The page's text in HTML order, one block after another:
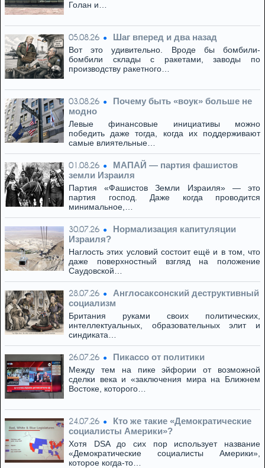
Голан и…
05.08.26 Шаг вперед и два назад
Вот это удивительно. Вроде бы бомбили-
бомбили склады с ракетами, заводы по
производству ракетного…
03.08.26
Почему быть «воук» больше не
модно
Левые финансовые инициативы можно
победить даже тогда, когда их поддерживают
самые влиятельные…
01.08.26
МАПАЙ — партия фашистов
земли Израиля
Партия «Фашистов Земли Израиля» — это
партия господ. Даже когда проводится
минимальное,…
30.07.26
Нормализация капитуляции
Израиля?
Наглость этих условий состоит ещё и в том, что
даже поверхностный взгляд на положение
Саудовской…
28.07.26
Англосаксонский деструктивный
социализм
Британия руками своих политических,
интеллектуальных, образовательных элит и
синдиката…
26.07.26 Пикассо от политики
Между тем на пике эйфории от возможной
сделки века и «заключения мира на Ближнем
Востоке, которого…
24.07.26
Кто же такие «Демократические
социалисты Америки»?
Хотя DSA до сих пор использует название
«Демократические социалисты Америки»,
которое когда-то…